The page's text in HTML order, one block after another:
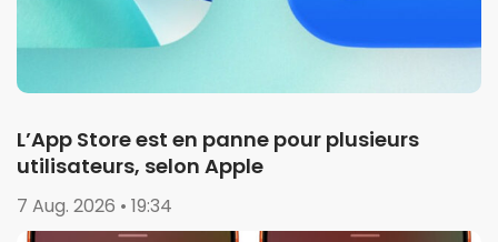
L’App Store est en panne pour plusieurs
utilisateurs, selon Apple
7 Aug. 2026 • 19:34